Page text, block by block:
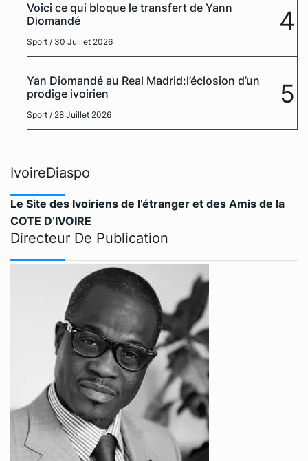
Voici ce qui bloque le transfert de Yann
Diomandé
Sport / 30 Juillet 2026
4
Yan Diomandé au Real Madrid:l’éclosion d’un
prodige ivoirien
Sport / 28 Juillet 2026
5
IvoireDiaspo
Le Site des Ivoiriens de l’étranger et des Amis de la
COTE D’IVOIRE
Directeur De Publication